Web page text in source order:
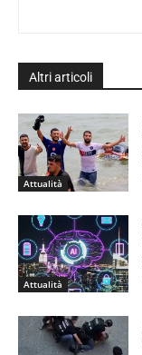
Altri articoli
Attualità
Attualità